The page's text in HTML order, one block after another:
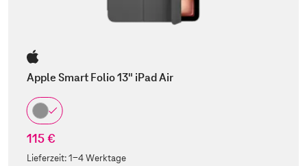
Apple Smart Folio 13" iPad Air
115 €
Lieferzeit:1-4 Werktage